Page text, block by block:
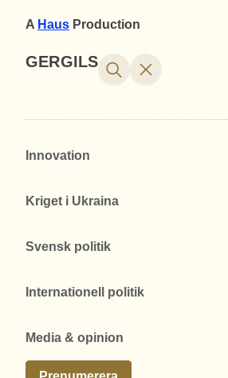
A Haus Production
GERGILS
Innovation
Kriget i Ukraina
Svensk politik
Internationell politik
Media & opinion